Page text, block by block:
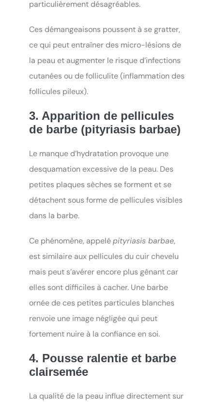
particulièrement désagréables.
Ces démangeaisons poussent à se gratter,
ce qui peut entraîner des micro-lésions de
la peau et augmenter le risque d’infections
cutanées ou de folliculite (inflammation des
follicules pileux).
3. Apparition de pellicules
de barbe (pityriasis barbae)
Le manque d’hydratation provoque une
desquamation excessive de la peau. Des
petites plaques sèches se forment et se
détachent sous forme de pellicules visibles
dans la barbe.
Ce phénomène, appelépityriasis barbae,
est similaire aux pellicules du cuir chevelu
mais peut s’avérer encore plus gênant car
elles sont difficiles à cacher. Une barbe
ornée de ces petites particules blanches
renvoie une image négligée qui peut
fortement nuire à la confiance en soi.
4. Pousse ralentie et barbe
clairsemée
La qualité de la peau influe directement sur